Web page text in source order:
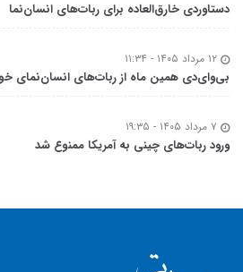
دستاوردی خارق‌العاده برای ربات‌های انسان‌نما
بی‌وای‌دی همین ماه از ربات‌های انسان‌نمای
ورود ربات‌های چینی به آمریکا ممنوع شد